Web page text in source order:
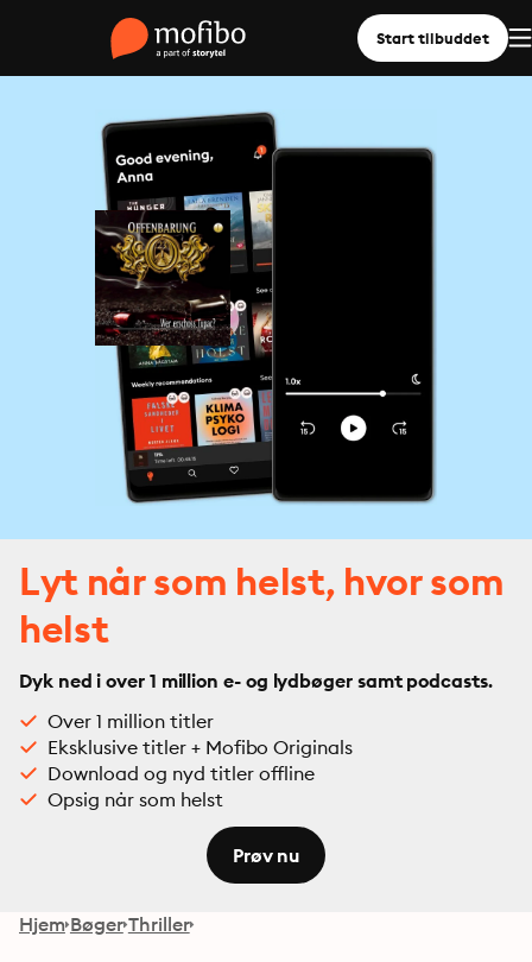
Start tilbuddet
Lyt når som helst, hvor som
helst
Dyk ned i over 1 million e- og lydbøger samt podcasts.
Over 1 million titler
Eksklusive titler + Mofibo Originals
Download og nyd titler offline
Opsig når som helst
Prøv nu
Hjem Bøger Thriller